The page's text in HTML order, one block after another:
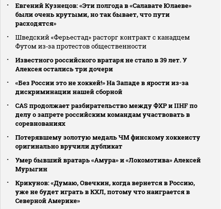
Евгений Кузнецов: «Эти полгода в «Салавате Юлаеве»
были очень крутыми, но так бывает, что пути
расходятся»
Шведский «Ферьестад» расторг контракт с канадцем
Футом из‑за протестов общественности
Известного российского вратаря не стало в 39 лет. У
Алексея остались три дочери
«Без России это не хоккей!» На Западе в ярости из-за
дискриминации нашей сборной
CAS продолжает разбирательство между ФХР и IIHF по
делу о запрете российским командам участвовать в
соревнованиях
Потерявшему золотую медаль ЧМ финскому хоккеисту
оригинально вручили дубликат
Умер бывший вратарь «Амура» и «Локомотива» Алексей
Мурыгин
Крикунов: «Думаю, Овечкин, когда вернется в Россию,
уже не будет играть в КХЛ, потому что наиграется в
Северной Америке»